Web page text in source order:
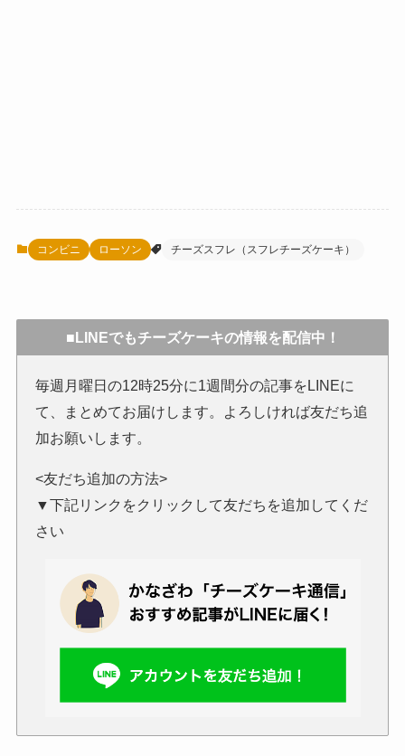
コンビニ ローソン チーズスフレ（スフレチーズケーキ）
■LINEでもチーズケーキの情報を配信中！
毎週月曜日の12時25分に1週間分の記事をLINEに
て、まとめてお届けします。よろしければ友だち追
加お願いします。
<友だち追加の方法>
▼下記リンクをクリックして友だちを追加してくだ
さい